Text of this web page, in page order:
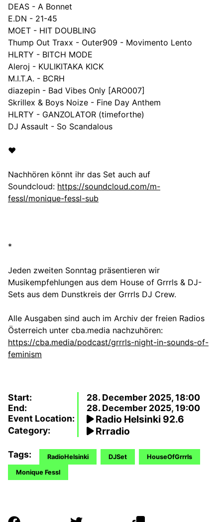
DEAS - A Bonnet
E.DN - 21-45
MOET - HIT DOUBLING
Thump Out Traxx - Outer909 - Movimento Lento
HLRTY - BITCH MODE
Aleroj - KULIKITAKA KICK
M.I.T.A. - BCRH
diazepin - Bad Vibes Only [ARO007]
Skrillex & Boys Noize - Fine Day Anthem
HLRTY - GANZOLATOR (timeforthe)
DJ Assault - So Scandalous
❤️
Nachhören könnt ihr das Set auch auf
Soundcloud: https://soundcloud.com/m-
fessl/monique-fessl-sub
*
Jeden zweiten Sonntag präsentieren wir
Musikempfehlungen aus dem House of Grrrls & DJ-
Sets aus dem Dunstkreis der Grrrls DJ Crew.
Alle Ausgaben sind auch im Archiv der freien Radios
Österreich unter cba.media nachzuhören:
https://cba.media/podcast/grrrls-night-in-sounds-of-
feminism
Start:
28. December 2025, 18:00
End:
28. December 2025, 19:00
Event Location:
Radio Helsinki 92.6
Category: Rrradio
Tags: RadioHelsinki DJSet HouseOfGrrrls
Monique Fessl